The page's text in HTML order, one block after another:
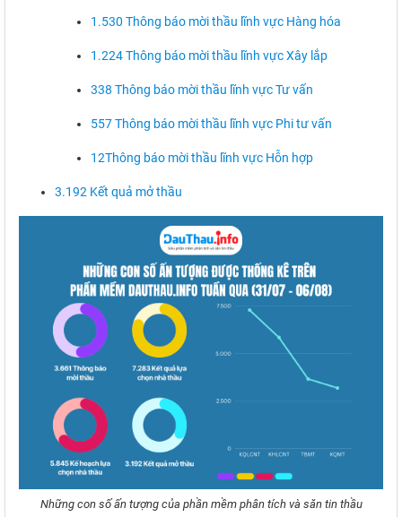
1.530 Thông báo mời thầu lĩnh vực Hàng hóa
1.224 Thông báo mời thầu lĩnh vực Xây lắp
338 Thông báo mời thầu lĩnh vực Tư vấn
557 Thông báo mời thầu lĩnh vực Phi tư vấn
12Thông báo mời thầu lĩnh vực Hỗn hợp
3.192 Kết quả mở thầu
Những con số ấn tượng của phần mềm phân tích và săn tin thầu